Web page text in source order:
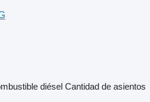
diésel Cantidad de asientos